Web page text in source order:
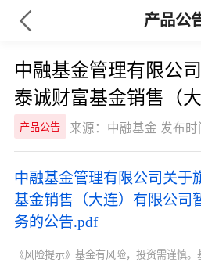
产品公
中融基金管理有限公
泰诚财富基金销售（
停办理相关销售业务
产品公告 来源：中融基金 发布时
中融基金管理有限公司关于
基金销售（大连）有限公司
务的公告.pdf
《风险提示》基金有风险，投资需谨慎。